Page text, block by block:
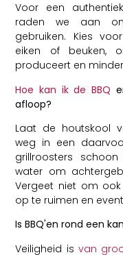
Voor een
raden we aan
gebruiken. Kies
eiken of beuken,
produceert en
Hoe kan ik de BBQ
afloop?
Laat de houtskool
weg in een
grillroosters
water om
Vergeet niet om
op te ruimen en
Is BBQ'en rond een
Veiligheid is van